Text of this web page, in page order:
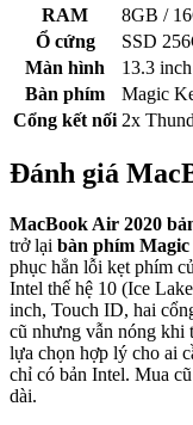
RAM
8GB /
Ổ cứng
SSD
Màn hình
13.3
Bàn phím
Magic
Cổng kết nối 2x
Đánh giá
MacBook Air 2020
trở lại bàn phím
phục hẳn lỗi kẹt phím
Intel thế hệ 10 (Ice
inch, Touch ID, hai
cũ nhưng vẫn nóng khi
lựa chọn hợp lý cho ai
chỉ có bản Intel. Mua
dài.